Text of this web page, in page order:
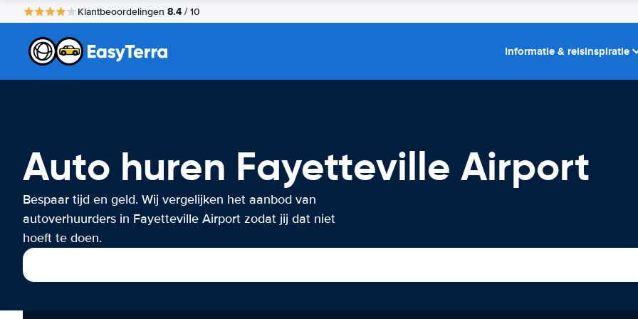
Klantbeoordelingen 8.4 / 10
Informatie & reisinspiratie
Auto huren Fayetteville Airport
Bespaar tijd en geld. Wij vergelijken het aanbod van
autoverhuurders in Fayetteville Airport zodat jij dat niet
hoeft te doen.